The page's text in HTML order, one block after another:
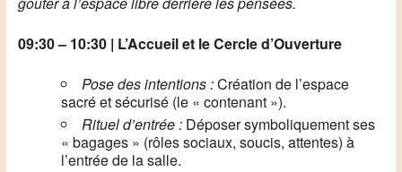
09:30 – 10:30 | L’Accueil et le Cercle d’Ouverture
Pose des intentions :Création de l’espace
sacré et sécurisé (le « contenant »).
Rituel d’entrée :Déposer symboliquement ses
« bagages » (rôles sociaux, soucis, attentes) à
l’entrée de la salle.